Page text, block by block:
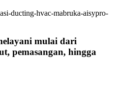
mulai dari
pemasangan, hingga